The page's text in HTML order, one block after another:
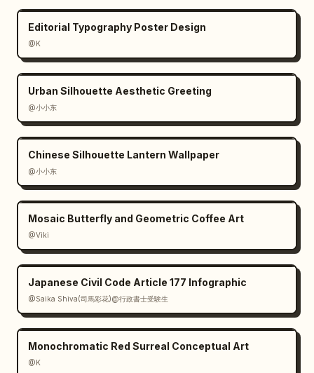
alta gama mezclado con tablero de
presentación de marca premium, detalle de
entorno fotorrealista, niebla volumétrica
suave, superficies reflectantes, contraste de
clave baja, composición meticulosa, estética
tecnológica de lujo, sin colores brillantes
saturados, sin elementos lúdicos"}
Editorial Typography Poster Design
@K
Urban Silhouette Aesthetic Greeting
@小小东
Chinese Silhouette Lantern Wallpaper
@小小东
Mosaic Butterfly and Geometric Coffee Art
@Viki
Japanese Civil Code Article 177 Infographic
@Saika Shiva(司馬彩花)@行政書士受験生
Monochromatic Red Surreal Conceptual Art
@K